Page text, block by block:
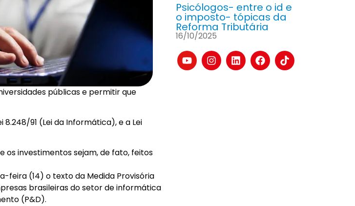
públicas e permitir que
91 (Lei da Informática), e a Lei
investimentos sejam, de fato, feitos
feira (14) o texto da Medida Provisória
brasileiras do setor de informática
(P&D).
Psicólogos- entre o id e
o imposto- tópicas da
Reforma Tributária
16/10/2025